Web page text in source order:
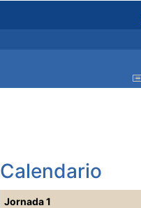
Calendario
Jornada 1